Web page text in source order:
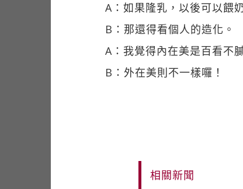
A：如果隆乳，以後可以餵
B：那還得看個人的造化。
A：我覺得內在美是百看不
B：外在美則不一樣囉！
相關新聞